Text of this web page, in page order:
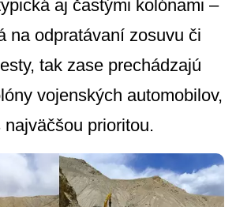
aj častými kolónami –
na odpratávaní zosuvu či
tak zase prechádzajú
vojenských automobilov,
prioritou.